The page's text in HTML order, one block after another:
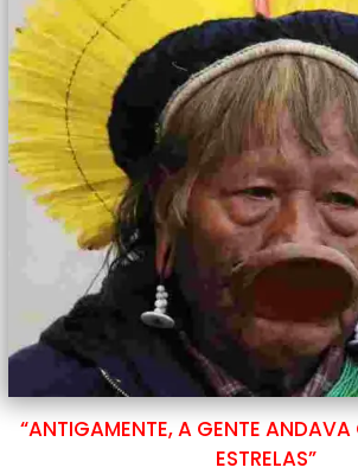
“ANTIGAMENTE, A GENTE ANDAVA
ESTRELAS”